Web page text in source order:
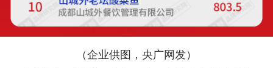
（企业供图，央广网发）